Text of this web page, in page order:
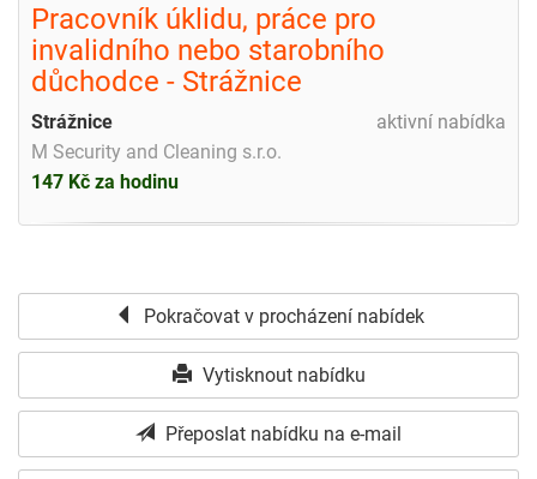
Pracovník úklidu, práce pro
invalidního nebo starobního
důchodce - Strážnice
aktivní nabídka
Strážnice
M Security and Cleaning s.r.o.
147 Kč za hodinu
Pokračovat v procházení nabídek
Vytisknout nabídku
Přeposlat nabídku na e-mail